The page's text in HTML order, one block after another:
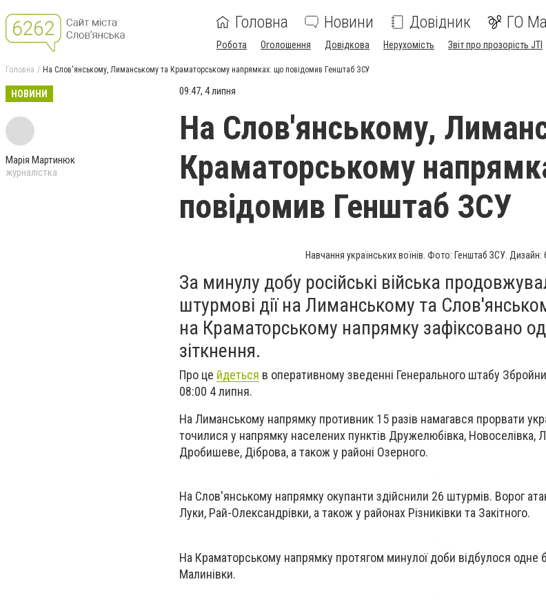
Головна Новини Довідник ГО
Робота Оголошення Довідкова Нерухомість Звіт про прозорість JTI
Головна На Слов'янському, Лиманському та Краматорському напрямках: що повідомив Генштаб ЗСУ
НОВИНИ
Марія Мартинюк
журналістка
09:47, 4 липня
На Слов'янському,
Краматорському
повідомив Генштаб ЗСУ
Навчання українських воїнів. Фото: Генштаб ЗСУ. Дизайн:
За минулу добу російські війська
штурмові дії на Лиманському та
на Краматорському напрямку зафіксовано
зіткнення.
Про це йдеться в оперативному зведенні Генерального штабу
08:00 4 липня.
На Лиманському напрямку противник 15 разів намагався прорвати
точилися у напрямку населених пунктів Дружелюбівка, Новоселівка,
Дробишеве, Діброва, а також у районі Озерного.
На Слов'янському напрямку окупанти здійснили 26 штурмів. Ворог
Луки, Рай-Олександрівки, а також у районах Різниківки та Закітного.
На Краматорському напрямку протягом минулої доби відбулося одне
Малинівки.